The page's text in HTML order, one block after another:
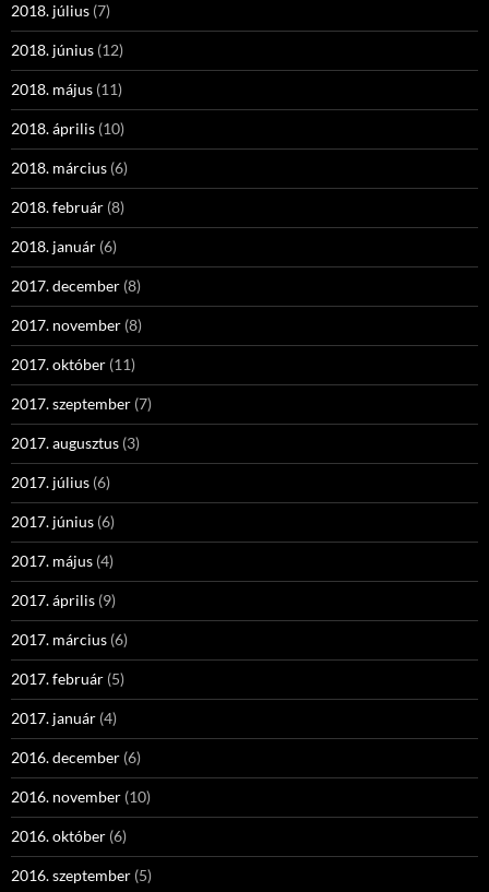
2018. július (7)
2018. június (12)
2018. május (11)
2018. április (10)
2018. március (6)
2018. február (8)
2018. január (6)
2017. december (8)
2017. november (8)
2017. október (11)
2017. szeptember (7)
2017. augusztus (3)
2017. július (6)
2017. június (6)
2017. május (4)
2017. április (9)
2017. március (6)
2017. február (5)
2017. január (4)
2016. december (6)
2016. november (10)
2016. október (6)
2016. szeptember (5)